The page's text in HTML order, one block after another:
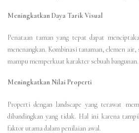
Meningkatkan Daya Tarik Visual
Penataan taman yang tepat dapat
menenangkan. Kombinasi tanaman, elemen air,
mampu memperkuat karakter sebuah bangunan.
Meningkatkan Nilai Properti
Properti dengan landscape yang terawat
dibandingkan yang tidak. Hal ini karena
faktor utama dalam penilaian awal.